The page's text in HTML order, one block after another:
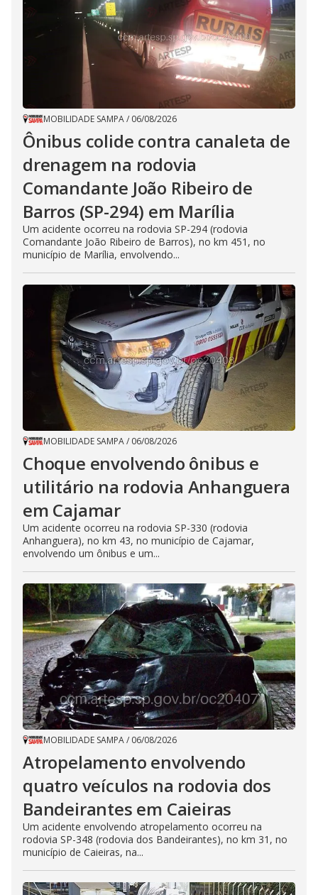
MOBILIDADE SAMPA/ 06/08/2026
Ônibus colide contra canaleta de
drenagem na rodovia
Comandante João Ribeiro de
Barros (SP-294) em Marília
Um acidente ocorreu na rodovia SP-294 (rodovia
Comandante João Ribeiro de Barros), no km 451, no
município de Marília, envolvendo...
MOBILIDADE SAMPA/ 06/08/2026
Choque envolvendo ônibus e
utilitário na rodovia Anhanguera
em Cajamar
Um acidente ocorreu na rodovia SP-330 (rodovia
Anhanguera), no km 43, no município de Cajamar,
envolvendo um ônibus e um...
MOBILIDADE SAMPA/ 06/08/2026
Atropelamento envolvendo
quatro veículos na rodovia dos
Bandeirantes em Caieiras
Um acidente envolvendo atropelamento ocorreu na
rodovia SP-348 (rodovia dos Bandeirantes), no km 31, no
município de Caieiras, na...